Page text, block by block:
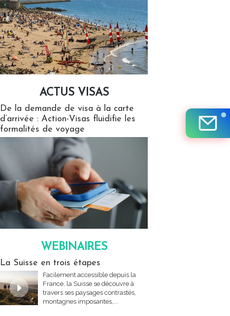
ACTUS VISAS
De la demande de visa à la carte
d’arrivée : Action-Visas fluidifie les
formalités de voyage
WEBINAIRES
La Suisse en trois étapes
Facilement accessible depuis la
France, la Suisse se découvre à
travers ses paysages contrastés,
montagnes imposantes,...